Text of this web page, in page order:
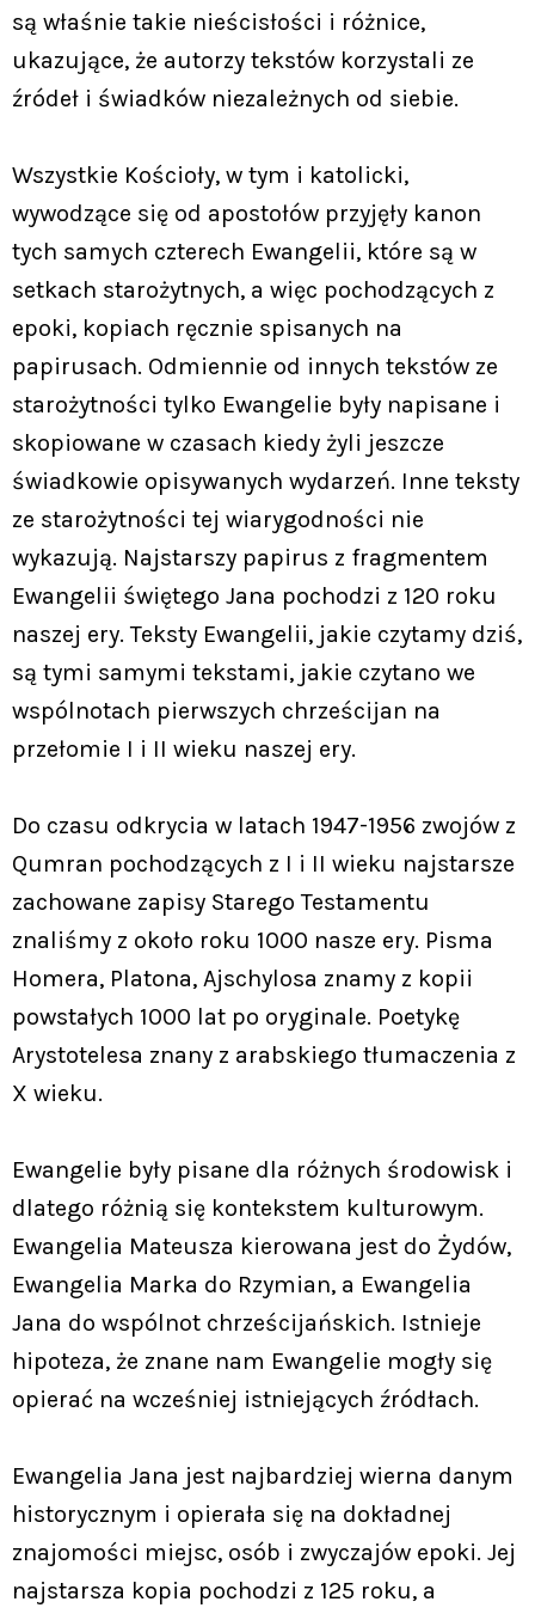
są właśnie takie nieścisłości i różnice,
ukazujące, że autorzy tekstów korzystali ze
źródeł i świadków niezależnych od siebie.
Wszystkie Kościoły, w tym i katolicki,
wywodzące się od apostołów przyjęły kanon
tych samych czterech Ewangelii, które są w
setkach starożytnych, a więc pochodzących z
epoki, kopiach ręcznie spisanych na
papirusach. Odmiennie od innych tekstów ze
starożytności tylko Ewangelie były napisane i
skopiowane w czasach kiedy żyli jeszcze
świadkowie opisywanych wydarzeń. Inne teksty
ze starożytności tej wiarygodności nie
wykazują. Najstarszy papirus z fragmentem
Ewangelii świętego Jana pochodzi z 120 roku
naszej ery. Teksty Ewangelii, jakie czytamy dziś,
są tymi samymi tekstami, jakie czytano we
wspólnotach pierwszych chrześcijan na
przełomie I i II wieku naszej ery.
Do czasu odkrycia w latach 1947-1956 zwojów z
Qumran pochodzących z I i II wieku najstarsze
zachowane zapisy Starego Testamentu
znaliśmy z około roku 1000 nasze ery. Pisma
Homera, Platona, Ajschylosa znamy z kopii
powstałych 1000 lat po oryginale. Poetykę
Arystotelesa znany z arabskiego tłumaczenia z
X wieku.
Ewangelie były pisane dla różnych środowisk i
dlatego różnią się kontekstem kulturowym.
Ewangelia Mateusza kierowana jest do Żydów,
Ewangelia Marka do Rzymian, a Ewangelia
Jana do wspólnot chrześcijańskich. Istnieje
hipoteza, że znane nam Ewangelie mogły się
opierać na wcześniej istniejących źródłach.
Ewangelia Jana jest najbardziej wierna danym
historycznym i opierała się na dokładnej
znajomości miejsc, osób i zwyczajów epoki. Jej
najstarsza kopia pochodzi z 125 roku, a